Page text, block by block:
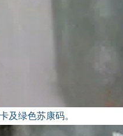
及绿色苏康码。